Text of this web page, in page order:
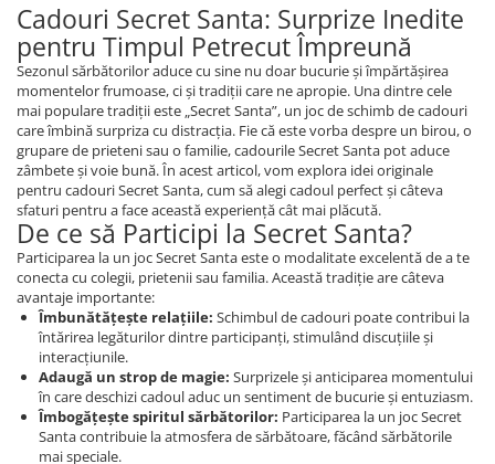
Cadouri Secret Santa: Surprize Inedite
pentru Timpul Petrecut Împreună
Sezonul sărbătorilor aduce cu sine nu doar bucurie și împărtășirea
momentelor frumoase, ci și tradiții care ne apropie. Una dintre cele
mai populare tradiții este „Secret Santa”, un joc de schimb de cadouri
care îmbină surpriza cu distracția. Fie că este vorba despre un birou, o
grupare de prieteni sau o familie, cadourile Secret Santa pot aduce
zâmbete și voie bună. În acest articol, vom explora idei originale
pentru cadouri Secret Santa, cum să alegi cadoul perfect și câteva
sfaturi pentru a face această experiență cât mai plăcută.
De ce să Participi la Secret Santa?
Participarea la un joc Secret Santa este o modalitate excelentă de a te
conecta cu colegii, prietenii sau familia. Această tradiție are câteva
avantaje importante:
Îmbunătățește relațiile: Schimbul de cadouri poate contribui la
întărirea legăturilor dintre participanți, stimulând discuțiile și
interacțiunile.
Adaugă un strop de magie: Surprizele și anticiparea momentului
în care deschizi cadoul aduc un sentiment de bucurie și entuziasm.
Îmbogățește spiritul sărbătorilor: Participarea la un joc Secret
Santa contribuie la atmosfera de sărbătoare, făcând sărbătorile
mai speciale.